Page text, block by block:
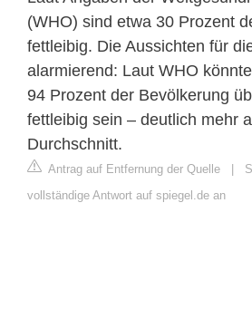
(WHO) sind etwa 30 Prozent
fettleibig. Die Aussichten für
alarmierend: Laut WHO
94 Prozent der Bevölkerung
fettleibig sein – deutlich mehr
Durchschnitt.
Antrag auf Entfernung der Quelle |
vollständige Antwort auf spiegel.de an